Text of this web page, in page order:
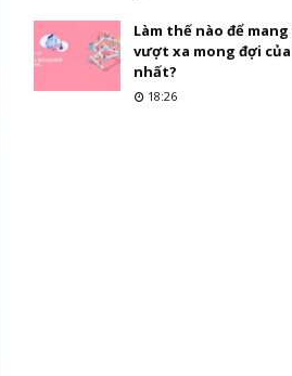
Làm thế nào để
vượt xa mong đợi
nhất?
18:26